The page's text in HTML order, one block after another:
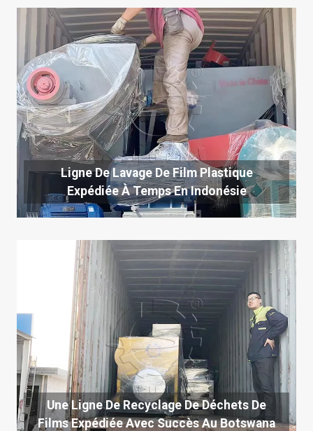
Ligne De Lavage De Film Plastique
Expédiée À Temps En Indonésie
Une Ligne De Recyclage De Déchets De
Films Expédiée Avec Succès Au Botswana